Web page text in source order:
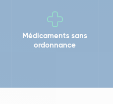
Médicaments sans
ordonnance